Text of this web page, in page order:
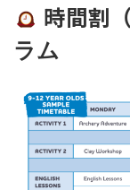
時間割
ラム